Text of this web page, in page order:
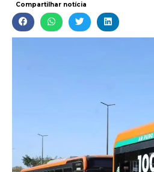
Compartilhar notícia